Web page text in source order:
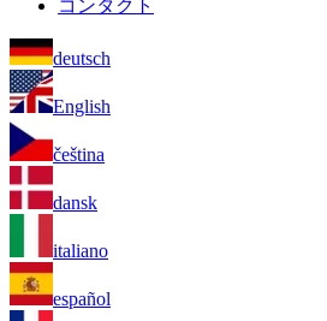
コンタクト
deutsch
English
čeština
dansk
italiano
español